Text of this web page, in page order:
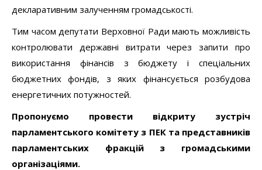
декларативним залученням громадськості.
Тим часом депутати Верховної Ради мають можливість
контролювати державні витрати через запити про
використання фінансів з бюджету і спеціальних
бюджетних фондів, з яких фінансується розбудова
енергетичних потужностей.
Пропонуємо провести відкриту зустріч
парламентського комітету з ПЕК та представників
парламентських фракцій з громадськими
організаціями.